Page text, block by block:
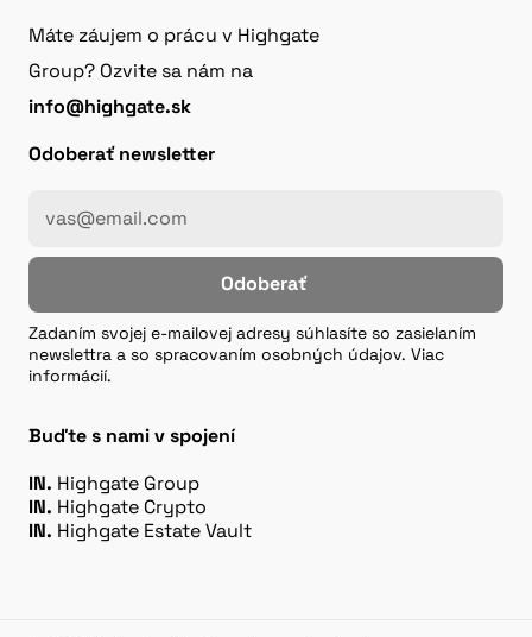
Máte záujem o prácu v Highgate
Group? Ozvite sa nám na
info@highgate.sk
Odoberať newsletter
Odoberať
Zadaním svojej e-mailovej adresy súhlasíte so zasielaním
newslettra a so spracovaním osobných údajov. Viac
informácií.
Buďte s nami v spojení
IN. Highgate Group
IN. Highgate Crypto
IN. Highgate Estate Vault